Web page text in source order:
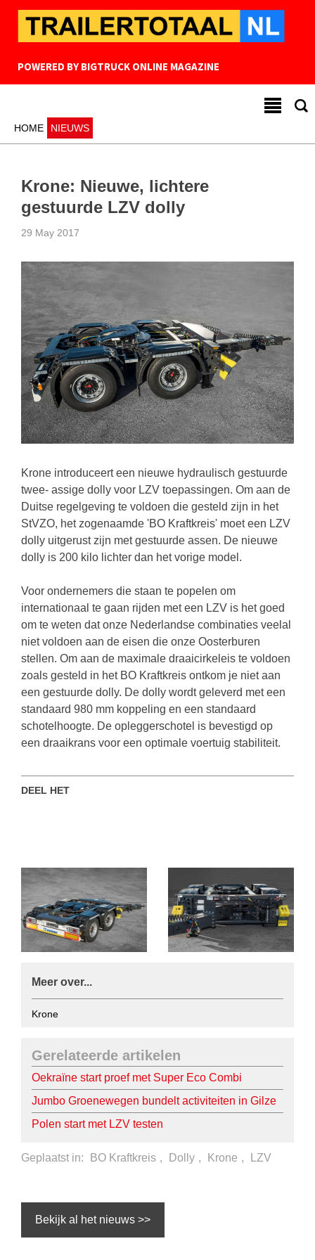
POWERED BY BIGTRUCK ONLINE MAGAZINE
HOME NIEUWS
Krone: Nieuwe, lichtere
gestuurde LZV dolly
29 May 2017
Krone introduceert een nieuwe hydraulisch gestuurde
twee- assige dolly voor LZV toepassingen. Om aan de
Duitse regelgeving te voldoen die gesteld zijn in het
StVZO, het zogenaamde 'BO Kraftkreis' moet een LZV
dolly uitgerust zijn met gestuurde assen. De nieuwe
dolly is 200 kilo lichter dan het vorige model.
Voor ondernemers die staan te popelen om
internationaal te gaan rijden met een LZV is het goed
om te weten dat onze Nederlandse combinaties veelal
niet voldoen aan de eisen die onze Oosterburen
stellen. Om aan de maximale draaicirkeleis te voldoen
zoals gesteld in het BO Kraftkreis ontkom je niet aan
een gestuurde dolly. De dolly wordt geleverd met een
standaard 980 mm koppeling en een standaard
schotelhoogte. De opleggerschotel is bevestigd op
een draaikrans voor een optimale voertuig stabiliteit.
DEEL HET
Meer over...
Krone
Gerelateerde artikelen
Oekraïne start proef met Super Eco Combi
Jumbo Groenewegen bundelt activiteiten in Gilze
Polen start met LZV testen
Geplaatst in: BO Kraftkreis , Dolly , Krone , LZV
Bekijk al het nieuws >>